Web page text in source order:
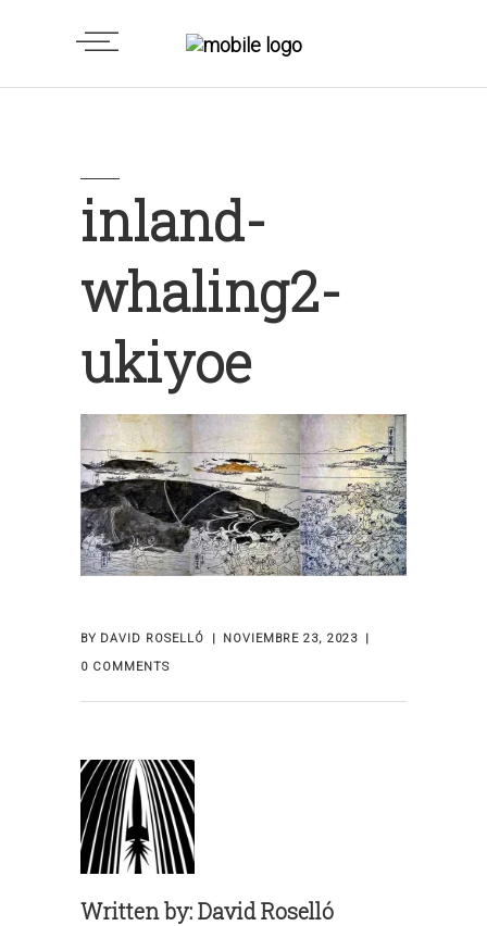
inland-
whaling2-
ukiyoe
BY DAVID ROSELLÓ
NOVIEMBRE 23, 2023
0 COMMENTS
Written by:David Roselló